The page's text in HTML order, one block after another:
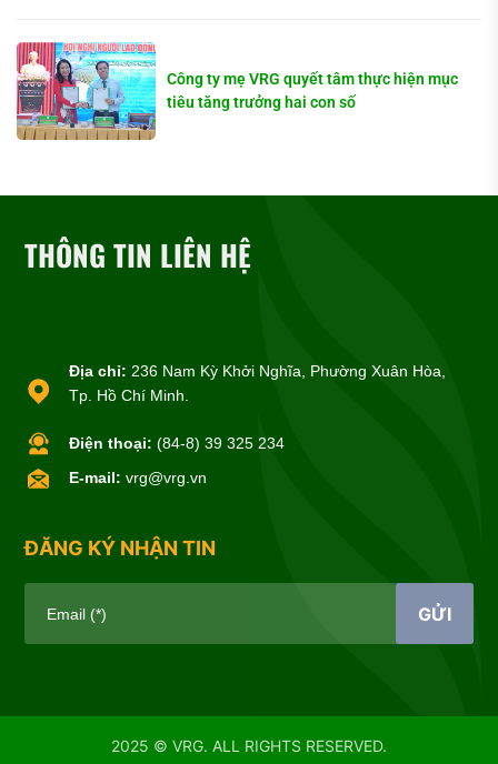
Công ty mẹ VRG quyết tâm thực hiện mục
tiêu tăng trưởng hai con số
THÔNG TIN LIÊN HỆ
Địa chỉ: 236 Nam Kỳ Khởi Nghĩa, Phường Xuân Hòa,
Tp. Hồ Chí Minh.
Điện thoại: (84-8) 39 325 234
E-mail: vrg@vrg.vn
ĐĂNG KÝ NHẬN TIN
Email (*) GỬI
2025 © VRG. ALL RIGHTS RESERVED.